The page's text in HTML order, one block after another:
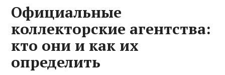
Официальные
коллекторские агентства:
кто они и как их
определить